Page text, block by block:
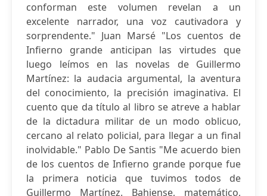
conforman este volumen revelan a un
excelente narrador, una voz cautivadora y
sorprendente." Juan Marsé "Los cuentos de
Infierno grande anticipan las virtudes que
luego leímos en las novelas de Guillermo
Martínez: la audacia argumental, la aventura
del conocimiento, la precisión imaginativa. El
cuento que da título al libro se atreve a hablar
de la dictadura militar de un modo oblicuo,
cercano al relato policial, para llegar a un final
inolvidable." Pablo De Santis "Me acuerdo bien
de los cuentos de Infierno grande porque fue
la primera noticia que tuvimos todos de
Guillermo Martínez. Bahiense, matemático,